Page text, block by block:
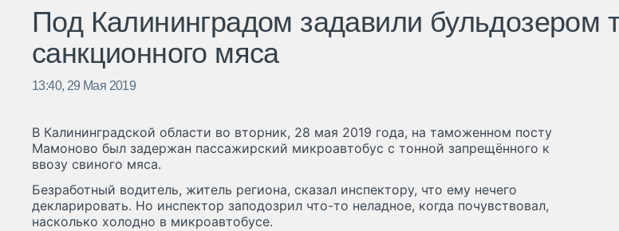
Под Калининградом задавили бульдозером
санкционного мяса
13:40, 29 Мая 2019
В Калининградской области во вторник, 28 мая 2019 года, на таможенном посту
Мамоново был задержан пассажирский микроавтобус с тонной запрещённого к
ввозу свиного мяса.
Безработный водитель, житель региона, сказал инспектору, что ему нечего
декларировать. Но инспектор заподозрил что-то неладное, когда почувствовал,
насколько холодно в микроавтобусе.